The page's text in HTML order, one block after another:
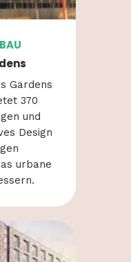
Gardens
370
und
Design
urbane
.